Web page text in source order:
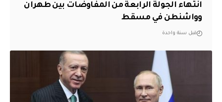
انتهاء الجولة الرابعة من المفاوضات بين طهران
وواشنطن في مسقط
قبل سنة واحدة